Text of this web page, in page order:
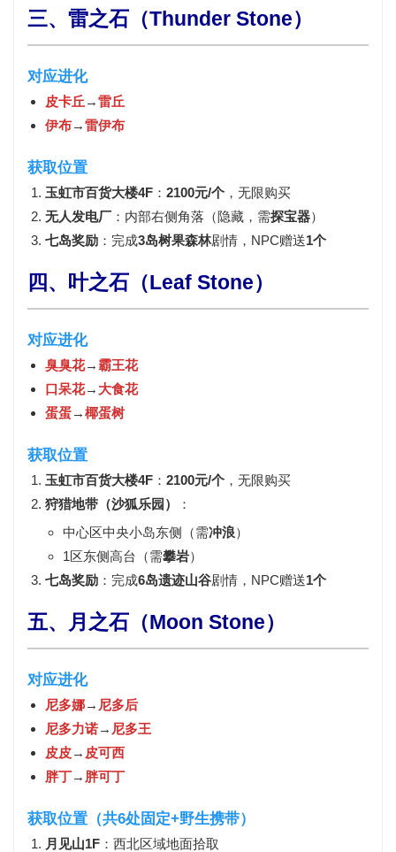
三、雷之石（Thunder Stone）
对应进化
皮卡丘 →雷丘
伊布→雷伊布
获取位置
玉虹市百货大楼4F ： 2100元/个 ，无限购买
无人发电厂 ：内部右侧角落（隐藏，需探宝器）
七岛奖励 ：完成3岛树果森林剧情，NPC赠送1个
四、叶之石（Leaf Stone）
对应进化
臭臭花→霸王花
口呆花→ 大食花
蛋蛋→椰蛋树
获取位置
玉虹市百货大楼4F ： 2100元/个 ，无限购买
狩猎地带（沙狐乐园）
：
中心区中央小岛东侧（需冲浪）
1区东侧高台（需攀岩）
七岛奖励 ：完成6岛遗迹山谷剧情，NPC赠送1个
五、月之石（Moon Stone）
对应进化
尼多娜→ 尼多后
尼多力诺→ 尼多王
皮皮→ 皮可西
胖丁→ 胖可丁
获取位置（共6处固定+野生携带）
月见山1F ：西北区域地面拾取